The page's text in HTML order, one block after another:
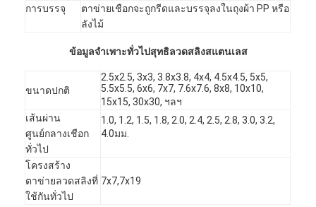
รั้วสนามปาเดล
กระเป๋าสตางค์กาวิออนหิน
ตาข่ายโลหะสถาปัตยกรรม
มุ้งลวดอลูมิเนียม
ตัวกรองหน้าจอจอห์นสัน
รั้วตาข่ายโลหะ
การบรรจุ
ตาข่ายเชือกจะถูกรีดและบรรจุลงในถุงผ้า PP หรือ
ลังไม้
ข้อมูลจำเพาะทั่วไปสุทธิลวดสลิงสแตนเลส
ขนาดปกติ
2.5x2.5, 3x3, 3.8x3.8, 4x4, 4.5x4.5, 5x5,
5.5x5.5, 6x6, 7x7, 7.6x7.6, 8x8, 10x10,
15x15, 30x30, ฯลฯ
เส้นผ่าน
ศูนย์กลางเชือก
ทั่วไป
1.0, 1.2, 1.5, 1.8, 2.0, 2.4, 2.5, 2.8, 3.0, 3.2,
4.0มม.
โครงสร้าง
ตาข่ายลวดสลิงที่
ใช้กันทั่วไป
7x7,7x19